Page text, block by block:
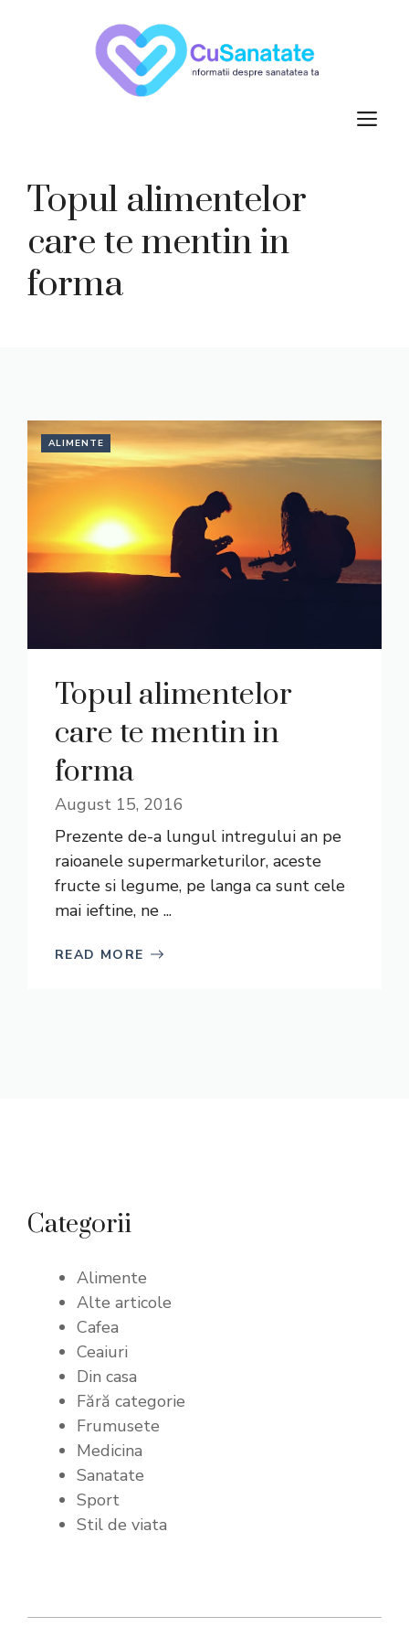
Topul alimentelor
care te mentin in
forma
ALIMENTE
Topul alimentelor
care te mentin in
forma
August 15, 2016
Prezente de-a lungul intregului an pe
raioanele supermarketurilor, aceste
fructe si legume, pe langa ca sunt cele
mai ieftine, ne ...
READ MORE
Categorii
Alimente
Alte articole
Cafea
Ceaiuri
Din casa
Fără categorie
Frumusete
Medicina
Sanatate
Sport
Stil de viata